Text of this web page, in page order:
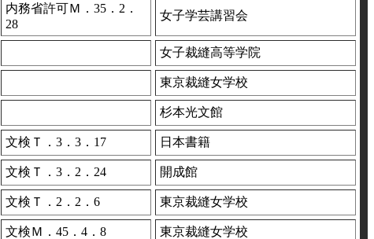
内務省許可Ｍ．35．2．
28
女子学芸講習会
女子裁縫高等学院
東京裁縫女学校
杉本光文館
文検Ｔ．3．3．17 日本書籍
文検Ｔ．3．2．24 開成館
文検Ｔ．2．2．6 東京裁縫女学校
文検Ｍ．45．4．8 東京裁縫女学校